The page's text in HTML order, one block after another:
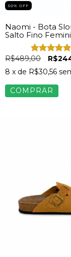
50% OFF
Naomi - Bota
Salto Fino
Camurça Preta
R$489,00
8 x de R$30,56
COMPRAR